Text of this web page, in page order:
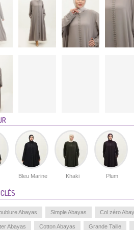
Bleu Marine Khaki Plum
Abayas Simple Abayas Col zéro
Abayas Cotton Abayas Grande Taille